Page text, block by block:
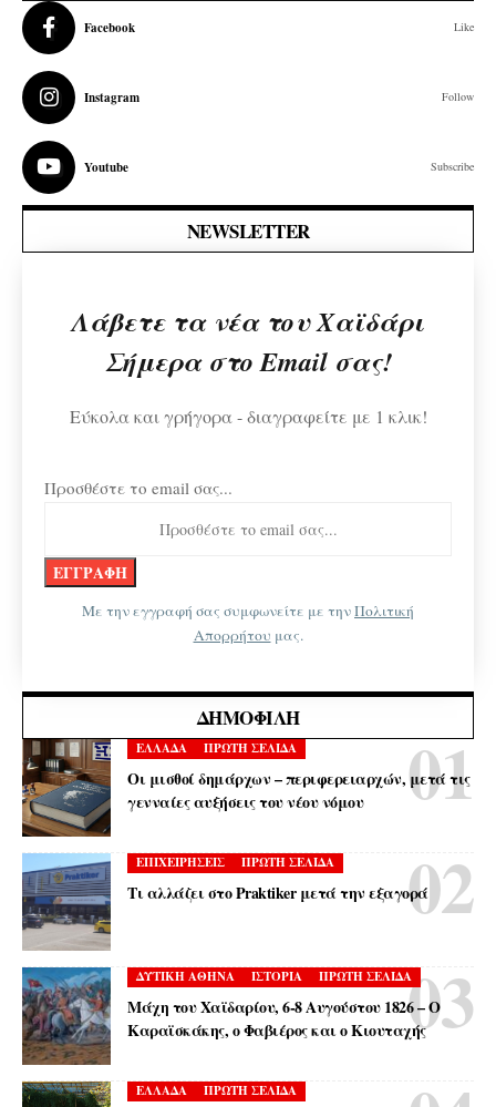
Facebook Like
Instagram Follow
Youtube Subscribe
NEWSLETTER
Λάβετε τα νέα του Χαϊδάρι
Σήμερα στο Email σας!
Εύκολα και γρήγορα - διαγραφείτε με 1 κλικ!
Προσθέστε το email σας...
Με την εγγραφή σας συμφωνείτε με τηνΠολιτική
Απορρήτου μας.
ΔΗΜΟΦΙΛΉ
ΕΛΛΑΔΑ ΠΡΩΤΗ ΣΕΛΙΔΑ
Οι μισθοί δημάρχων – περιφερειαρχών, μετά τις
γενναίες αυξήσεις του νέου νόμου
ΕΠΙΧΕΙΡΗΣΕΙΣ ΠΡΩΤΗ ΣΕΛΙΔΑ
Τι αλλάζει στο Praktiker μετά την εξαγορά
ΔΥΤΙΚΗ ΑΘΗΝΑ ΙΣΤΟΡΙΑ ΠΡΩΤΗ ΣΕΛΙΔΑ
Μάχη του Χαϊδαρίου, 6-8 Αυγούστου 1826 – Ο
Καραϊσκάκης, ο Φαβιέρος και ο Κιουταχής
ΕΛΛΑΔΑ ΠΡΩΤΗ ΣΕΛΙΔΑ